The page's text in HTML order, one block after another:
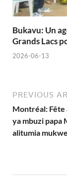
Bukavu: Un
Grands Lacs
2026-06-13
PREVIOUS
Montréal: Fête
ya mbuzi papa
alitumia